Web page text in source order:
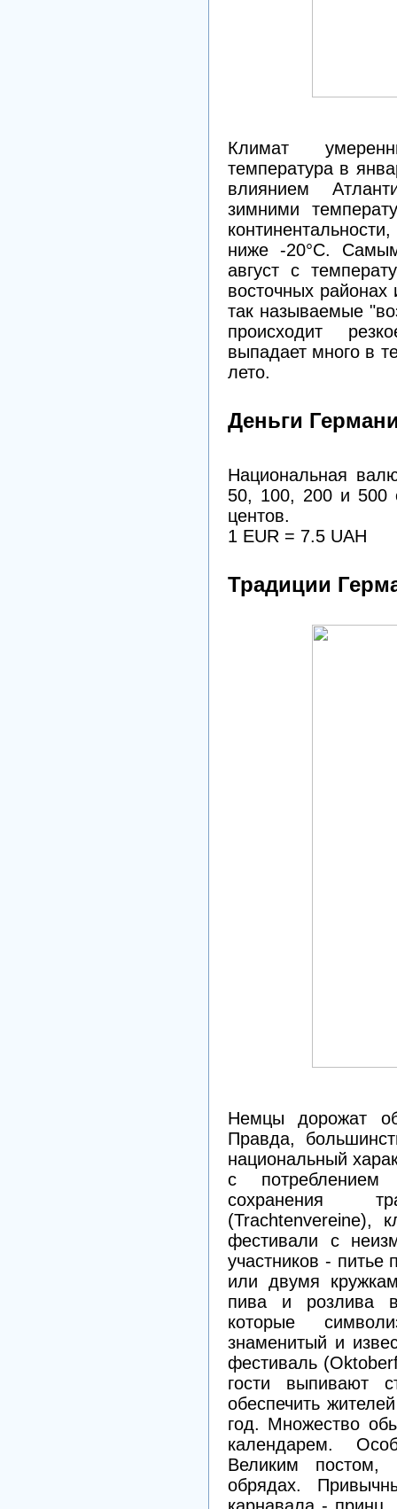
Климат
температура в
влиянием
зимними
ниже -20°С.
август с
восточных
так называемые
происходит
выпадает много в
лето.
Деньги
Национальная
50, 100, 200 и 500
центов.
1 EUR = 7.5 UAH
Традиции
Немцы дорожат
Правда,
национальный
с
сохранения
(Trachtenvereine),
фестивали с
участников - питье
или двумя
пива и розлива
которые
знаменитый и
фестиваль
гости выпивают
обеспечить
год. Множество
календарем.
Великим постом,
обрядах.